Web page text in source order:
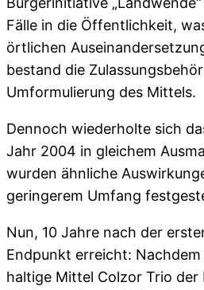
Fälle in die Öffentlichkeit,
örtlichen
bestand die
Umformulierung des Mittels.
Dennoch wiederholte sich
Jahr 2004 in gleichem
wurden ähnliche
geringerem Umfang
Nun, 10 Jahre nach der
Endpunkt erreicht:
haltige Mittel Colzor Trio der